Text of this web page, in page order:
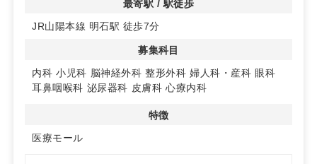
2025年春以降にオープン予定の新築物件で、最新の設備
を導入可能です。エレベーター完備で、患者様に快適な診
療環境を提供できます。詳細はお問い合わせください。
最寄駅 / 駅徒歩
JR山陽本線 明石駅 徒歩7分
募集科目
内科 小児科 脳神経外科 整形外科 婦人科・産科 眼科
耳鼻咽喉科 泌尿器科 皮膚科 心療内科
特徴
医療モール